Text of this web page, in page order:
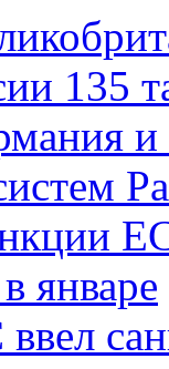
135
январе